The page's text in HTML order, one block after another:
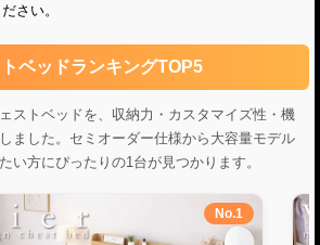
さい。
ベッドランキングTOP5
ストベッドを、収納力・カスタマイズ性・機
ました。セミオーダー仕様から大容量モデル
い方にぴったりの1台が見つかります。
No.1